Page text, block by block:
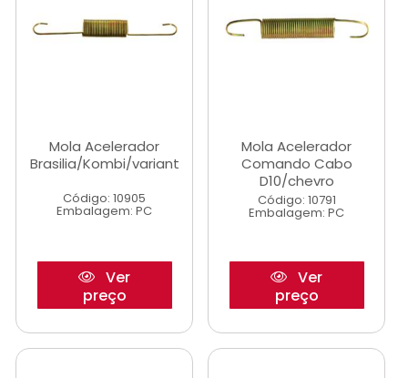
Mola Acelerador
Brasilia/Kombi/variant
Código: 10905
Embalagem: PC
Ver
preço
Mola Acelerador
Comando Cabo
D10/chevro
Código: 10791
Embalagem: PC
Ver
preço